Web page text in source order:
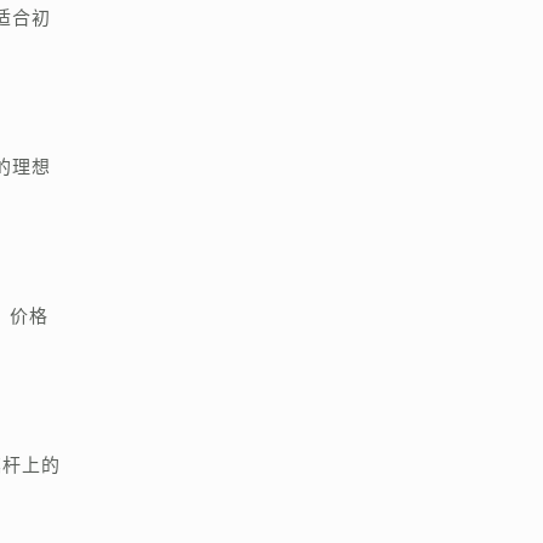
合初
理想
价格
上的